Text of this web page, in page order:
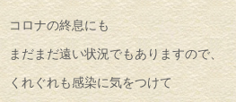
コロナの終息にも
まだまだ遠い状況でもありますので、
くれぐれも感染に気をつけて